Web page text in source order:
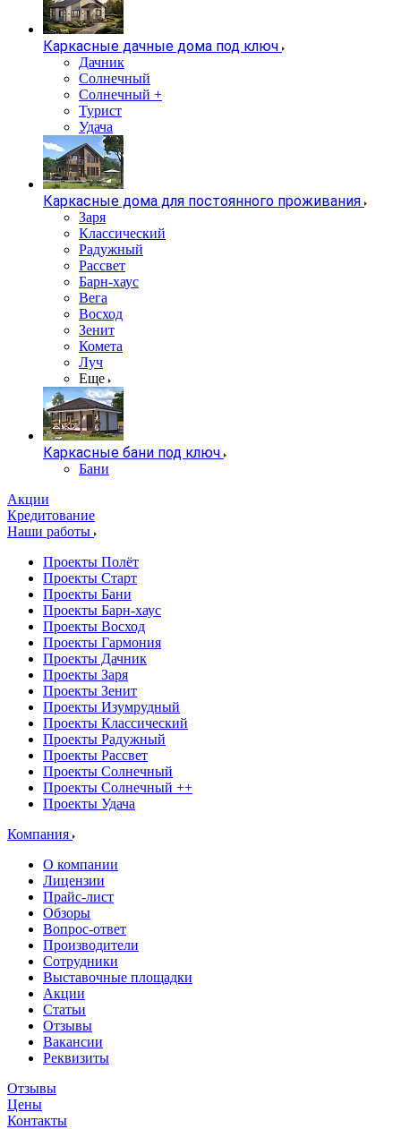
Каркасные дачные дома под ключ
Дачник
Солнечный
Солнечный +
Турист
Удача
Каркасные дома для постоянного проживания
Заря
Классический
Радужный
Рассвет
Барн-хаус
Вега
Восход
Зенит
Комета
Луч
Еще
Каркасные бани под ключ
Бани
Акции
Кредитование
Наши работы
Проекты Полёт
Проекты Старт
Проекты Бани
Проекты Барн-хаус
Проекты Восход
Проекты Гармония
Проекты Дачник
Проекты Заря
Проекты Зенит
Проекты Изумрудный
Проекты Классический
Проекты Радужный
Проекты Рассвет
Проекты Солнечный
Проекты Солнечный ++
Проекты Удача
Компания
О компании
Лицензии
Прайс-лист
Обзоры
Вопрос-ответ
Производители
Сотрудники
Выставочные площадки
Акции
Статьи
Отзывы
Вакансии
Реквизиты
Отзывы
Цены
Контакты